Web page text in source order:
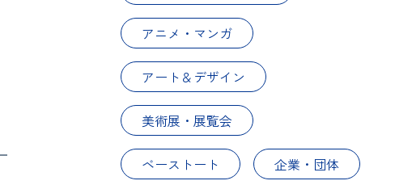
アニメ・マンガ
アート＆デザイン
美術展・展覧会
ベーストート 企業・団体